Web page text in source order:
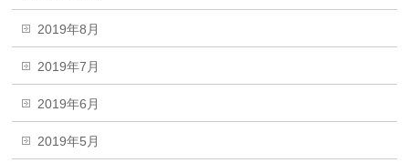
2019年8月
2019年7月
2019年6月
2019年5月